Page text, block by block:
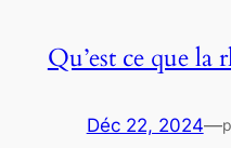
Qu’est ce que la
Déc 22, 2024—